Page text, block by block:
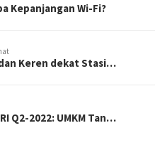
Kepanjangan Wi-Fi?
Keren dekat Stasi…
Q2-2022: UMKM Tan…